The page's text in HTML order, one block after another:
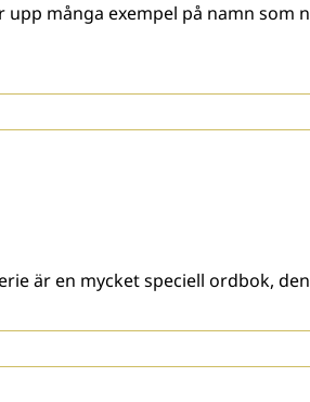
många exempel på namn
är en mycket speciell ordbok,